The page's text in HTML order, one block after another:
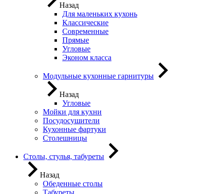
Назад
Для маленьких кухонь
Классические
Современные
Прямые
Угловые
Эконом класса
Модульные кухонные гарнитуры
Назад
Угловые
Мойки для кухни
Посудосушители
Кухонные фартуки
Столешницы
Столы, стулья, табуреты
Назад
Обеденные столы
Табуреты